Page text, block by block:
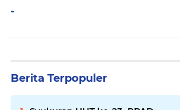
-
Berita Terpopuler